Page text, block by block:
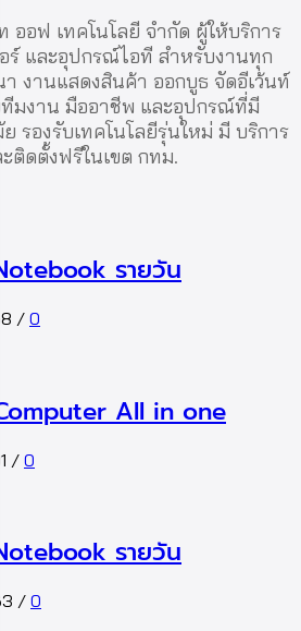
ออฟ เทคโนโลยี จำกัด ผู้ให้บริการ
อร์ และอุปกรณ์ไอที สำหรับงานทุก
งานแสดงสินค้า ออกบูธ จัดอีเว้นท์
ทีมงาน มืออาชีพ และอุปกรณ์ที่มี
รองรับเทคโนโลยีรุ่นใหม่ มี บริการ
ติดตั้งฟรีในเขต กทม.
รายวัน
/ 0
All in one
/ 0
รายวัน
/ 0